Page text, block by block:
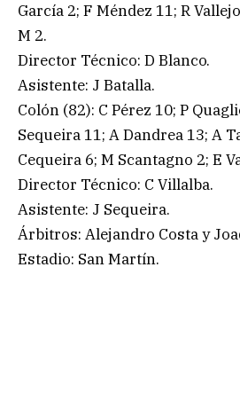
García 2; F Méndez 11; R
M 2.
Director Técnico: D Blanco.
Asistente: J Batalla.
Colón (82): C Pérez 10; P
Sequeira 11; A Dandrea 13; A
Cequeira 6; M Scantagno 2; E
Director Técnico: C Villalba.
Asistente: J Sequeira.
Árbitros: Alejandro Costa y
Estadio: San Martín.